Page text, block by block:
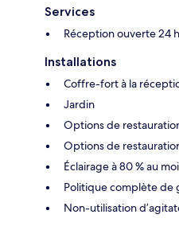
Services
Réception ouverte 24
Installations
Coffre-fort à la
Jardin
Options de
Options de
Éclairage à 80 % au
Politique complète de
Non-utilisation